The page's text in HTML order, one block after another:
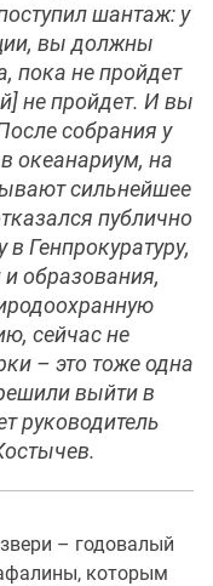
шантаж: у
вы должны
пока не пройдет
не пройдет. И вы
собрания у
океанариум, на
сильнейшее
публично
Генпрокуратуру,
образования,
сейчас не
– это тоже одна
выйти в
руководитель
– годовалый
которым